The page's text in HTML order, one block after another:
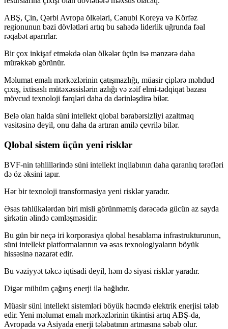
ABŞ, Çin, Qərbi Avropa ölkələri, Cənubi Koreya və Körfəz
regionunun bəzi dövlətləri artıq bu sahədə liderlik uğrunda fəal
rəqabət aparırlar.
Bir çox inkişaf etməkdə olan ölkələr üçün isə mənzərə daha
mürəkkəb görünür.
Məlumat emalı mərkəzlərinin çatışmazlığı, müasir çiplərə məhdud
çıxış, ixtisaslı mütəxəssislərin azlığı və zəif elmi-tədqiqat bazası
mövcud texnoloji fərqləri daha da dərinləşdirə bilər.
Belə olan halda süni intellekt qlobal bərabərsizliyi azaltmaq
vasitəsinə deyil, onu daha da artıran amilə çevrilə bilər.
Qlobal sistem üçün yeni risklər
BVF-nin təhlillərində süni intellekt inqilabının daha qaranlıq tərəfləri
də öz əksini tapır.
Hər bir texnoloji transformasiya yeni risklər yaradır.
Əsas təhlükələrdən biri misli görünməmiş dərəcədə gücün az sayda
şirkətin əlində cəmləşməsidir.
Bu gün bir neçə iri korporasiya qlobal hesablama infrastrukturunun,
süni intellekt platformalarının və əsas texnologiyaların böyük
hissəsinə nəzarət edir.
Bu vəziyyət təkcə iqtisadi deyil, həm də siyasi risklər yaradır.
Digər mühüm çağırış enerji ilə bağlıdır.
Müasir süni intellekt sistemləri böyük həcmdə elektrik enerjisi tələb
edir. Yeni məlumat emalı mərkəzlərinin tikintisi artıq ABŞ-da,
Avropada və Asiyada enerji tələbatının artmasına səbəb olur.